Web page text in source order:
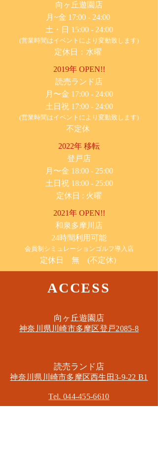
​向ヶ丘遊園店
月~金 17:00 - 24:00
土・日 15:00 - 24:00
(営業時間はイベントにより変動致します)
定休日：水曜
2019年 OPEN!!
​読売ランド店
月〜金 17:00 - 24:00
土日祝 17:00 - 24:00
(営業時間はイベントにより変動致します)
不定休
2022年 移転
​登戸店
月〜金 18:00 - 25:00
土日祝 18:00 - 25:00
​定休日 : 火曜
2021年 OPEN!!
​和泉多摩川店
24時間利用可能
​会員制シミュレーションゴルフ導入店
定休日 無 (不定休)
ACCESS
​向ヶ丘遊園店
神奈川県川崎市多摩区​登戸2085-8
​読売ランド店
神奈川県川崎市多摩区​西生田3-9-22 B1
Tel. 044-455-6610